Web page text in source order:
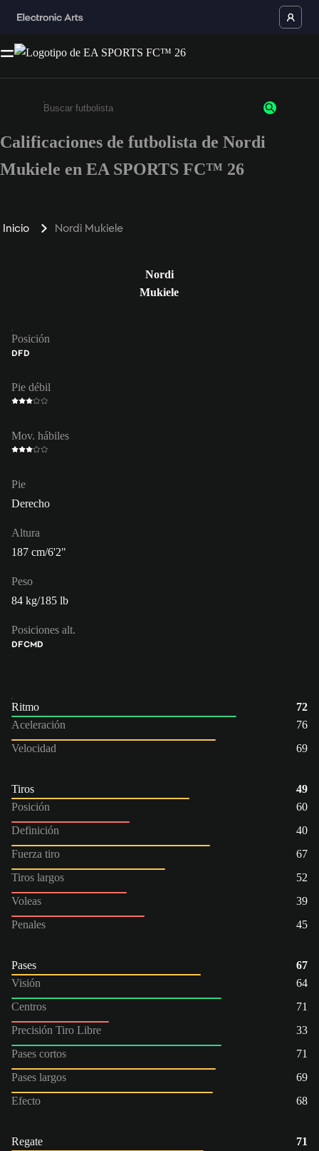
Ingresa un mínimo de 3 caracteres o números
Calificaciones de futbolista de Nordi
Mukiele en EA SPORTS FC™ 26
Inicio Nordi Mukiele
Nordi
Mukiele
Posición
DFD
Pie débil
Mov. hábiles
Pie
Derecho
Altura
187 cm/6'2"
Peso
84 kg/185 lb
Posiciones alt.
DFCMD
Ritmo
72
Aceleración
76
Velocidad
69
Tiros
49
Posición
60
Definición
40
Fuerza tiro
67
Tiros largos
52
Voleas
39
Penales
45
Pases
67
Visión
64
Centros
71
Precisión Tiro Libre
33
Pases cortos
71
Pases largos
69
Efecto
68
Regate
71